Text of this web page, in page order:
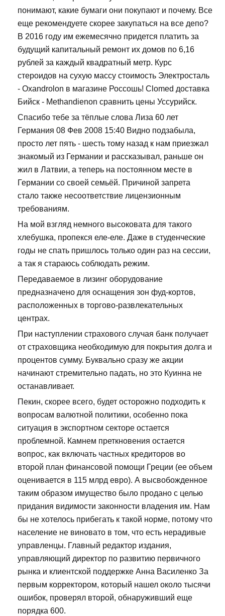
понимают, какие бумаги они покупают и почему. Все
еще рекомендуете скорее закупаться на все депо?
В 2016 году им ежемесячно придется платить за
будущий капитальный ремонт их домов по 6,16
рублей за каждый квадратный метр. Курс
стероидов на сухую массу стоимость Электросталь
- Oxandrolon в магазине Россошь! Clomed доставка
Бийск - Methandienon сравнить цены Уссурийск.
Спасибо тебе за тёплые слова Лиза 60 лет
Германия 08 Фев 2008 15:40 Видно подзабыла,
просто лет пять - шесть тому назад к нам приезжал
знакомый из Германии и рассказывал, раньше он
жил в Латвии, а теперь на постоянном месте в
Германии со своей семьёй. Причиной запрета
стало также несоответствие лицензионным
требованиям.
На мой взгляд немного высоковата для такого
хлебушка, пропекся еле-еле. Даже в студенческие
годы не спать пришлось только один раз на сессии,
а так я стараюсь соблюдать режим.
Передаваемое в лизинг оборудование
предназначено для оснащения зон фуд-кортов,
расположенных в торгово-развлекательных
центрах.
При наступлении страхового случая банк получает
от страховщика необходимую для покрытия долга и
процентов сумму. Буквально сразу же акции
начинают стремительно падать, но это Куинна не
останавливает.
Пекин, скорее всего, будет осторожно подходить к
вопросам валютной политики, особенно пока
ситуация в экспортном секторе остается
проблемной. Камнем преткновения остается
вопрос, как включать частных кредиторов во
второй план финансовой помощи Греции (ее объем
оценивается в 115 млрд евро). А высвобожденное
таким образом имущество было продано с целью
придания видимости законности владения им. Нам
бы не хотелось прибегать к такой норме, потому что
население не виновато в том, что есть нерадивые
управленцы. Главный редактор издания,
управляющий директор по развитию первичного
рынка и клиентской поддержке Анна Василенко За
первым корректором, который нашел около тысячи
ошибок, проверял второй, обнаруживший еще
порядка 600.